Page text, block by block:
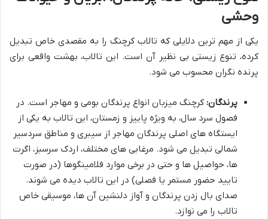
وحشی
یکی از مهم ترین دلایلی که تالاب کرچنگ را به مقصدی خاص تبدیل
کرده، تنوع زیستی بی نظیر آن است. این تالاب، بهشت واقعی برای
پرنده نگران محسوب می شود.
پرندگان: کرچنگ میزبان انواع پرندگان بومی و مهاجر است. در
فصول سرد سال، به ویژه پاییز و زمستان، این تالاب به یکی از
ایستگاه های اصلی پرندگان مهاجر از سیبری و مناطق سردسیر
شمالی تبدیل می شود. مرغابی های مختلف، اردک سرسبز، اگرت
ها، حواصیل ها و حتی در برخی موارد فلامینگوها (در صورت
تایید حضور مستمر یا فصلی) در این تالاب دیده می شوند.
صدای بال زدن پرندگان و آواز دلنشین آن ها، موسیقی خاص
تالاب را می نوازد.